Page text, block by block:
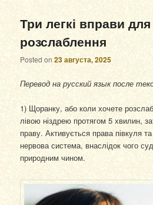
Три легкі вправи для
розслаблення
Posted on23 августа, 2025
Перевод на русский язык после
1) Щоранку, або коли хочете
лівою ніздрею протягом 5 хвилин,
праву. Активується права півкуля
нервова система, внаслідок чого
природним чином.